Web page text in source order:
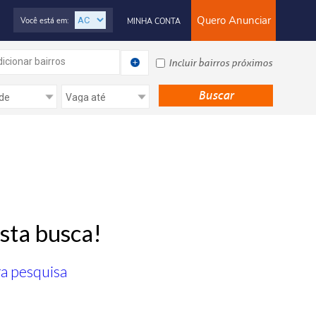
Quero Anunciar
MINHA CONTA
Você está em:
bairros Incluir bairros próximos
busca!
pesquisa